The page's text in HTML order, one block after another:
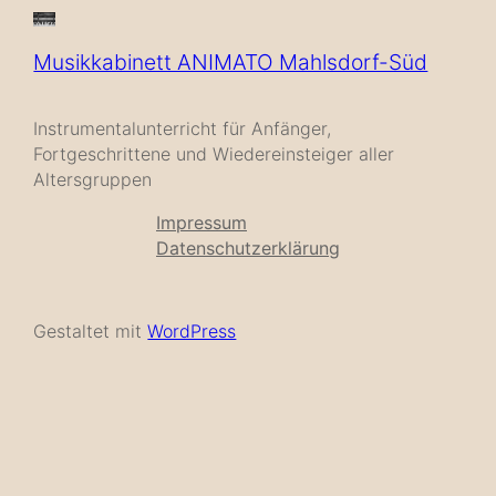
Musikkabinett ANIMATO Mahlsdorf-Süd
Instrumentalunterricht für Anfänger,
Fortgeschrittene und Wiedereinsteiger aller
Altersgruppen
Impressum
Datenschutzerklärung
Gestaltet mitWordPress